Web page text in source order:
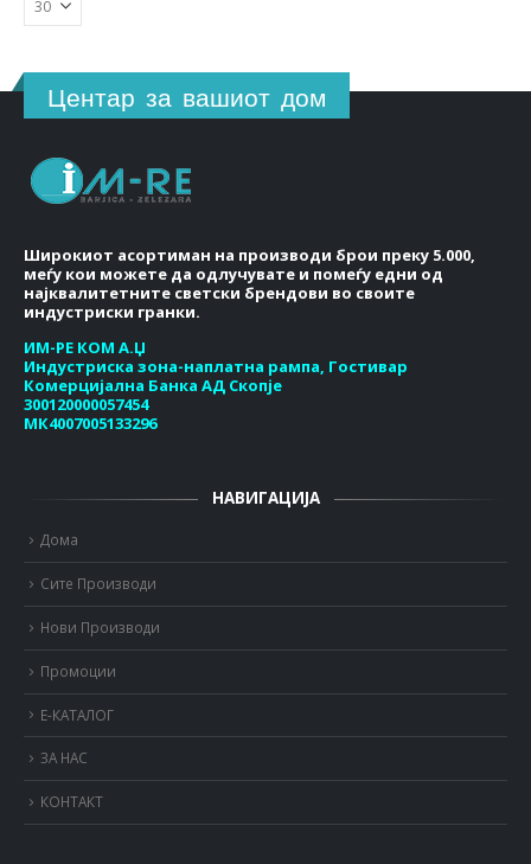
Центар за вашиот дом
Широкиот асортиман на производи брои преку 5.000,
меѓу кои можете да одлучувате и помеѓу едни од
најквалитетните светски брендови во своите
индустриски гранки.
ИМ-РЕ КОМ А.Џ
Индустриска зона-наплатна рампа, Гостивар
Комерцијална Банка АД Скопје
300120000057454
МК4007005133296
НАВИГАЦИЈА
Дома
Сите Производи
Нови Производи
Промоции
Е-КАТАЛОГ
ЗА НАС
КОНТАКТ